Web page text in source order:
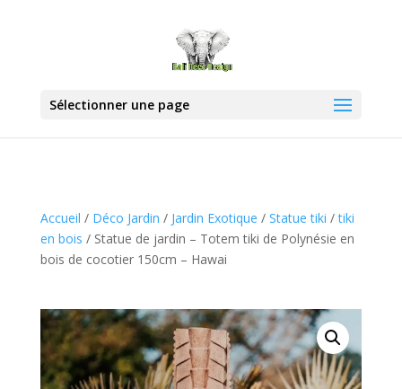
Sélectionner une page
Accueil / Déco Jardin / Jardin Exotique / Statue tiki /tiki
en bois / Statue de jardin – Totem tiki de Polynésie en
bois de cocotier 150cm – Hawai